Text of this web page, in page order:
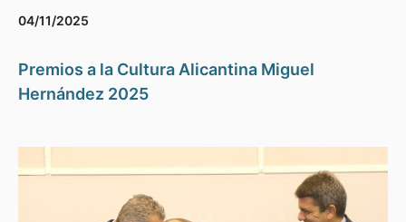
04/11/2025
Premios a la Cultura Alicantina Miguel
Hernández 2025